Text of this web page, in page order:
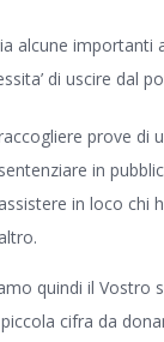
alcune importanti
di uscire dal
prove di
sentenziare in
assistere in loco chi
altro.
quindi il Vostro
cifra da